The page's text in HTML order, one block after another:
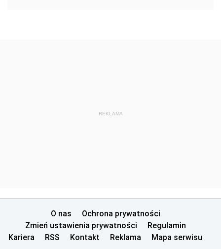
REKLAMA
O nas
Ochrona prywatności
Zmień ustawienia prywatności
Regulamin
Kariera
RSS Kontakt Reklama Mapa serwisu